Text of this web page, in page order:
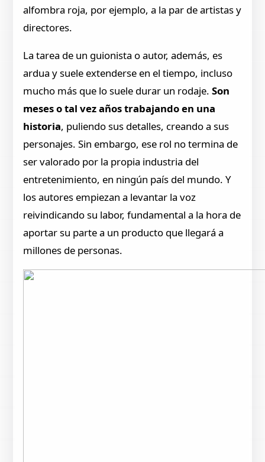
alfombra roja, por ejemplo, a la par de artistas y
directores.
La tarea de un guionista o autor, además, es
ardua y suele extenderse en el tiempo, incluso
mucho más que lo suele durar un rodaje.Son
meses o tal vez años trabajando en una
historia, puliendo sus detalles, creando a sus
personajes. Sin embargo, ese rol no termina de
ser valorado por la propia industria del
entretenimiento, en ningún país del mundo. Y
los autores empiezan a levantar la voz
reivindicando su labor, fundamental a la hora de
aportar su parte a un producto que llegará a
millones de personas.